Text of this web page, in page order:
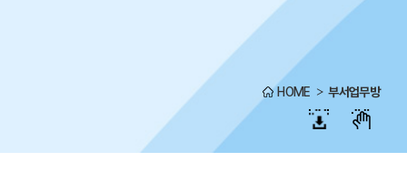
HOME 부서업무방